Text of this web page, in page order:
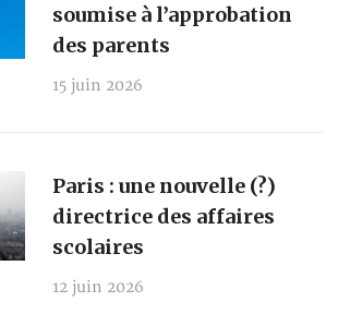
soumise à l’approbation
des parents
15 juin 2026
Paris : une nouvelle (?)
directrice des affaires
scolaires
12 juin 2026